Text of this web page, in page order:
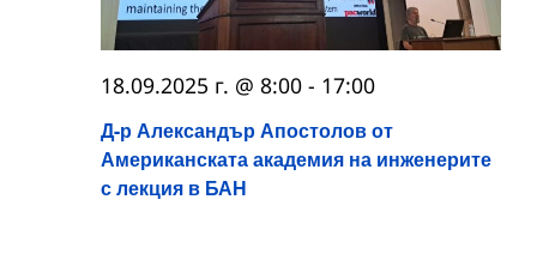
Д-р Александър Апостолов от
Американската академия на инженерите
с лекция в БАН
18.09.2025 г. @ 8:00 - 17:00